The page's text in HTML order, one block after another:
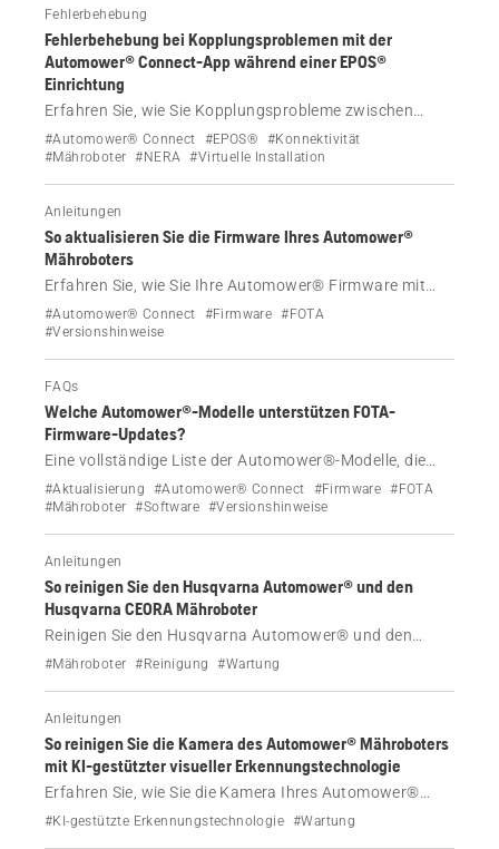
Fehlerbehebung
Fehlerbehebung bei Kopplungsproblemen mit der
Automower® Connect-App während einer EPOS®
Einrichtung
Erfahren Sie, wie Sie Kopplungsprobleme zwischen
Ihrem Automower® Mähroboter und der Automower®
Connect-App während einer EPOS®-Einrichtung lösen
#Automower® Connect #EPOS®
#Konnektivität
#Mähroboter
#NERA #Virtuelle Installation
Anleitungen
So aktualisieren Sie die Firmware Ihres Automower®
Mähroboters
Erfahren Sie, wie Sie Ihre Automower® Firmware mit
FOTA (Firmware Over the Air) über die Automower®
Connect-App aktualisieren und mit den neuesten
#Automower® Connect #Firmware #FOTA
#Versionshinweise
FAQs
Welche Automower®-Modelle unterstützen FOTA-
Firmware-Updates?
Eine vollständige Liste der Automower®-Modelle, die
Firmware-Updates mit FOTA (Firmware Over The Air)
unterstützen.
#Aktualisierung #Automower® Connect #Firmware #FOTA
#Mähroboter
#Software #Versionshinweise
Anleitungen
So reinigen Sie den Husqvarna Automower® und den
Husqvarna CEORA Mähroboter
Reinigen Sie den Husqvarna Automower® und den
Husqvarna CEORA Mähroboter regelmäßig, um eine
#Mähroboter #Reinigung #Wartung
Anleitungen
So reinigen Sie die Kamera des Automower® Mähroboters
mit KI-gestützter visueller Erkennungstechnologie
Erfahren Sie, wie Sie die Kamera Ihres Automower®
Mähroboters mit KI-gestützter visueller
#KI-gestützte Erkennungstechnologie #Wartung